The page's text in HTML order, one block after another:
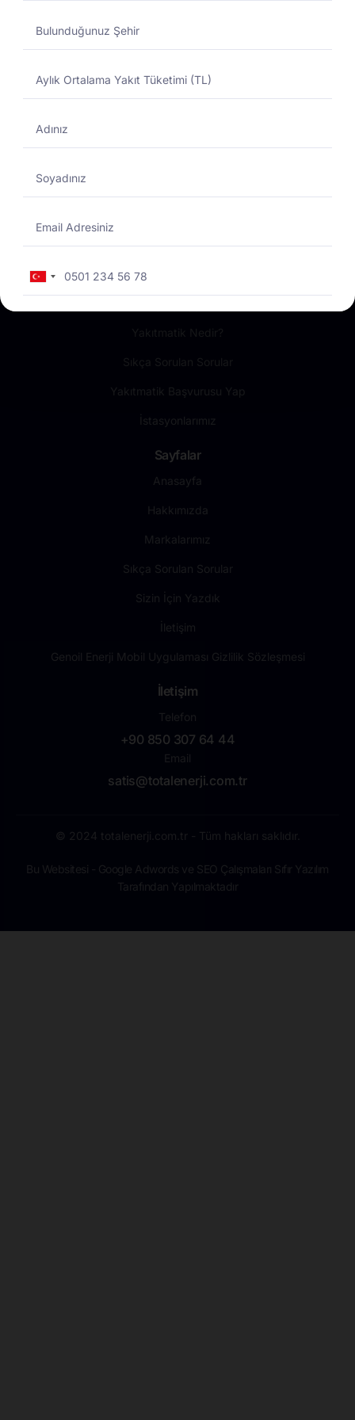
yönetimini optimize edin, verimliliği en üst seviyeye çıkarın.
+90 850 307 64 44
madeni yağlar sektöründe öncü konumunu koruyan
GüzelEnerji Akaryakıt A.Ş. (eski adı ile Total)
İstasyonlarımız
Sayfalar
Anasayfa
Hakkımızda
Markalarımız
Sıkça Sorulan Sorular
Sizin İçin Yazdık
İletişim
Genoil Enerji Mobil Uygulaması Gizlilik Sözleşmesi
İletişim
Telefon
+90 850 307 64 44
Email
satis@totalenerji.com.tr
© 2024 totalenerji.com.tr - Tüm hakları saklıdır.
Bu Websitesi - Google Adwords ve SEO Çalışmaları Sıfır Yazılım
Tarafından Yapılmaktadır
Turkey
+90